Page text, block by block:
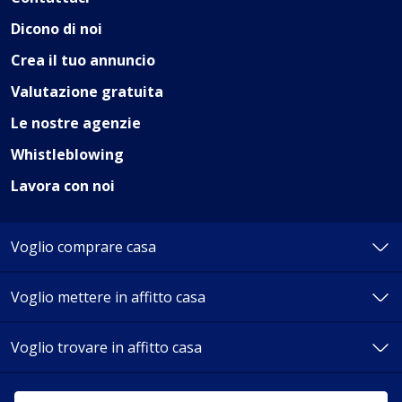
Dicono di noi
Crea il tuo annuncio
Valutazione gratuita
Le nostre agenzie
Whistleblowing
Lavora con noi
Voglio comprare casa
Come funziona
Chi siamo
Voglio mettere in affitto casa
Come funziona
Chi siamo
Voglio trovare in affitto casa